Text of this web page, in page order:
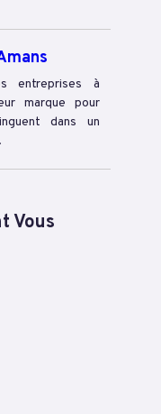
entreprises à
marque pour
dans un
Vous